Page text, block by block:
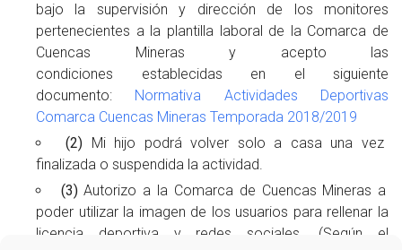
bajo la supervisión y dirección de los monitores
pertenecientes a la plantilla laboral de la Comarca de
Cuencas Mineras y acepto las
condiciones
establecidas en el siguiente
documento: Normativa Actividades Deportivas
Comarca Cuencas Mineras Temporada 2018/2019
(2) Mi hijo podrá volver solo a casa una vez
finalizada o suspendida la actividad.
(3)Autorizo a la Comarca de Cuencas Mineras a
poder utilizar la imagen de los usuarios para rellenar la
licencia deportiva y redes sociales. (Según el